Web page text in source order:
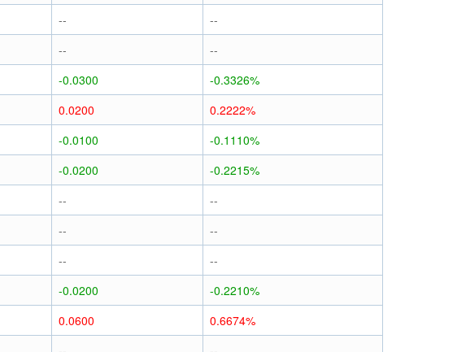
--
--
--
--
-0.0300
-0.3326%
0.0200
0.2222%
-0.0100
-0.1110%
-0.0200
-0.2215%
--
--
--
--
--
--
-0.0200
-0.2210%
0.0600
0.6674%